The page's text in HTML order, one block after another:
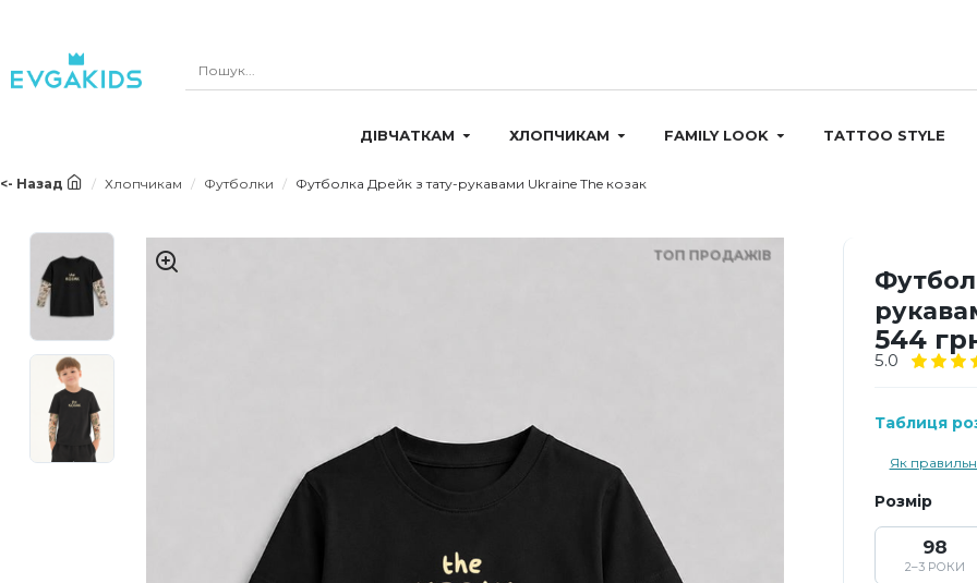
ДІВЧАТКАМ ХЛОПЧИКАМ FAMILY LOOK TATTOO STYLE
<- Назад Хлопчикам Футболки Футболка Дрейк з тату-рукавами Ukraine The козак
ТОП ПРОДАЖІВ
5.0
544
Таблиця
Як
Розмір
98
2–3 РОКИ